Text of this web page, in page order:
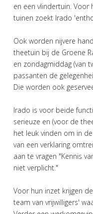
en een vlindertuin.
tuinen zoekt Irado
Ook worden nijvere
theetuin bij de Groene
en zondagmiddag (van
passanten de
Die worden ook
Irado is voor beide
serieuze en (voor de
het leuk vinden om in
van een verklaring
aan te vragen "Kennis
niet verplicht."
Voor hun inzet krijgen
team van vrijwilligers'